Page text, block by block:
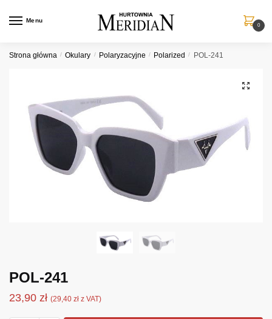
Menu
0
Strona główna / Okulary / Polaryzacyjne / Polarized / POL-241
POL-241
23,90 zł (29,40 zł z VAT)